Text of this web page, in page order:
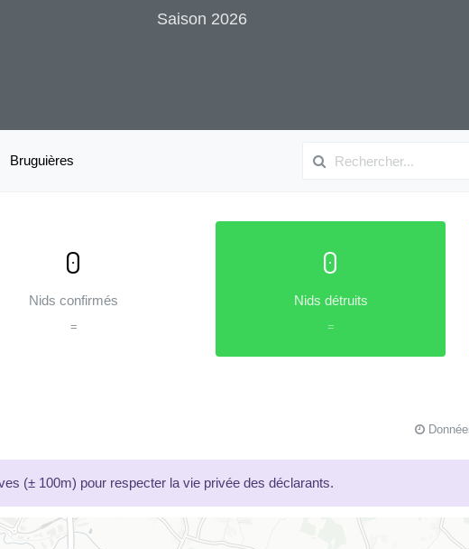
Saison 2026
Bruguières
0
Nids confirmés
=
0
Nids détruits
=
(± 100m) pour respecter la vie privée des déclarants.